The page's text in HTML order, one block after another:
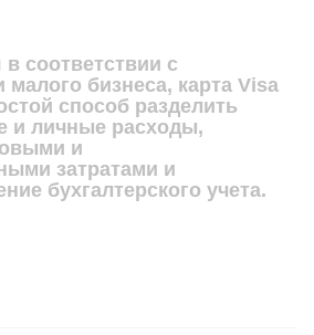
соответствии с
малого бизнеса, карта Visa
способ разделить
и личные расходы,
и
затратами и
бухгалтерского учета.